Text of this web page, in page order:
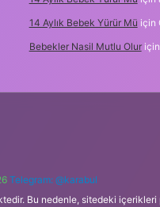
14 Aylık Bebek Yürür Mü için
Bebekler Nasil Mutlu Oluriçin
Telegram: @karabul
Bu nedenle, sitedeki